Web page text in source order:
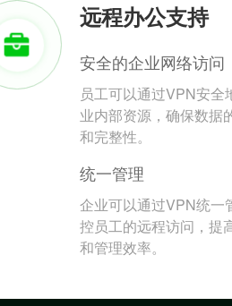
远程办公支持
安全的企业网络访问
员工可以通过VPN安全
业内部资源，确保数据
和完整性。
统一管理
企业可以通过VPN统一
控员工的远程访问，提
和管理效率。